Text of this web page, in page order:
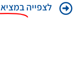
לצפייה